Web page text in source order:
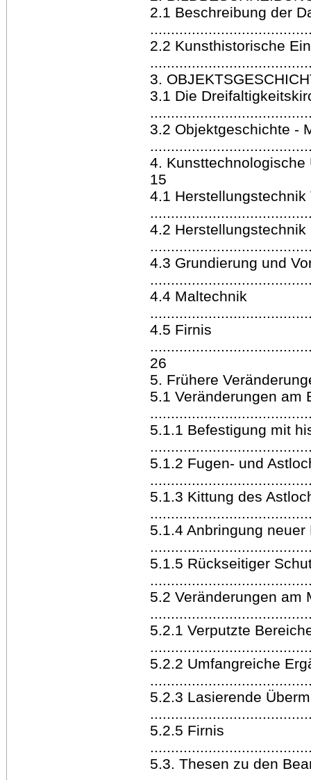
2.1 Beschreibung der
2.2 Kunsthistorische
3.
3.1 Die
3.2 Objektgeschichte -
4.
15
4.1 Herstellungstechnik
4.2 Herstellungstechnik
4.3 Grundierung und
4.4 Maltechnik
4.5 Firnis
26
5. Frühere
5.1 Veränderungen am
5.1.1 Befestigung mit
5.1.2 Fugen- und
5.1.3 Kittung des
5.1.4 Anbringung neuer
5.1.5 Rückseitiger
5.2 Veränderungen am
5.2.1 Verputzte
5.2.2 Umfangreiche
5.2.3 Lasierende
5.2.5 Firnis
5.3. Thesen zu den